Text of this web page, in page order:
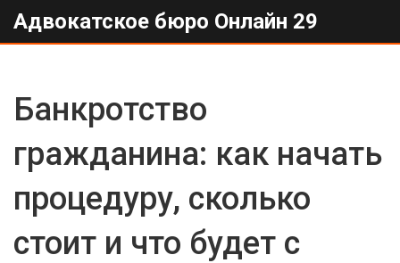
Адвокатское бюро Онлайн 29
Банкротство
гражданина: как начать
процедуру, сколько
стоит и что будет с